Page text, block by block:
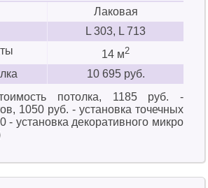
Лаковая
L 303, L 713
14 м2
10 695 руб.
потолка, 1185 руб. -
1050 руб. - установка точечных
- установка декоративного микро